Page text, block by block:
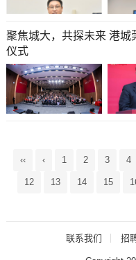
聚焦城大，共探未来 港城莞举行媒体开放日和合作单位签约
仪式
‹‹ ‹ 1 2 3 4
12 13 14 15
联系我们 招